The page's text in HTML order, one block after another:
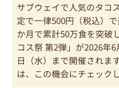
サブウェイで人気のタコ
定で一律500円（税込）
か月で累計50万食を突破
コス祭 第2弾」が2026年
日（水）まで開催されま
は、この機会にチェック